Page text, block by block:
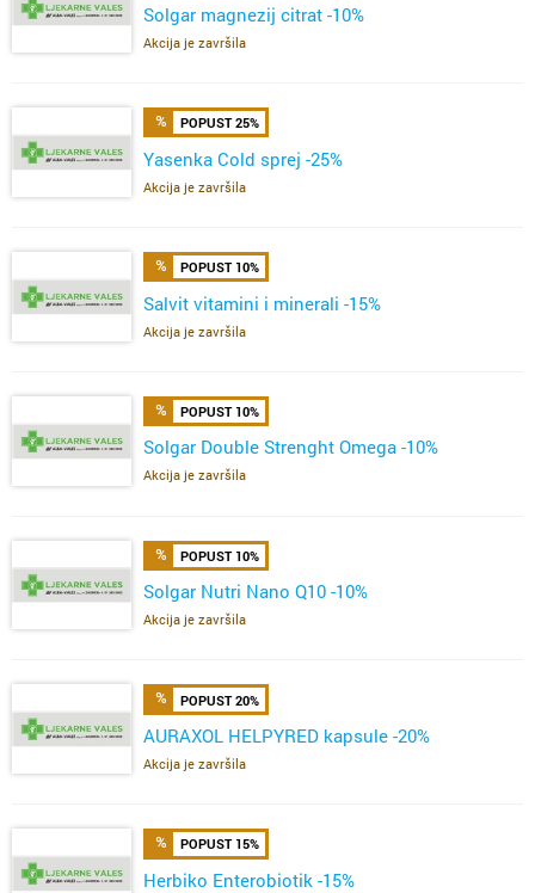
Solgar magnezij citrat -10%
Akcija je završila
POPUST 25%
Yasenka Cold sprej -25%
Akcija je završila
POPUST 10%
Salvit vitamini i minerali -15%
Akcija je završila
POPUST 10%
Solgar Double Strenght Omega -10%
Akcija je završila
POPUST 10%
Solgar Nutri Nano Q10 -10%
Akcija je završila
POPUST 20%
AURAXOL HELPYRED kapsule -20%
Akcija je završila
POPUST 15%
Herbiko Enterobiotik -15%